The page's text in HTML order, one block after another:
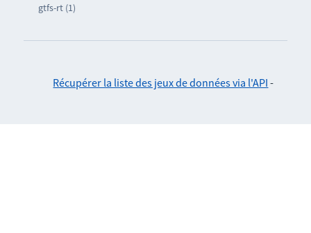
gtfs-rt (1)
Récupérer la liste des jeux de données via l'API -